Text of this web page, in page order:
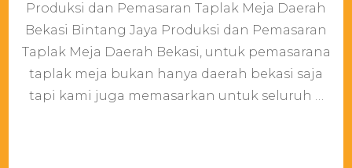
dan
Meja
Produksi dan Pemasaran Taplak Meja Daerah
Bekasi Bintang Jaya Produksi dan Pemasaran
Taplak Meja Daerah Bekasi, untuk pemasarana
taplak meja bukan hanya daerah bekasi saja
tapi kami juga memasarkan untuk seluruh …